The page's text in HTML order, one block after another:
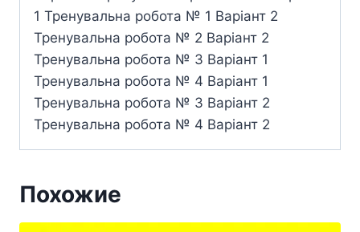
1 Тренувальна робота № 1 Варіант 2
Тренувальна робота № 2 Варіант 2
Тренувальна робота № 3 Варіант 1
Тренувальна робота № 4 Варіант 1
Тренувальна робота № 3 Варіант 2
Тренувальна робота № 4 Варіант 2
Похожие